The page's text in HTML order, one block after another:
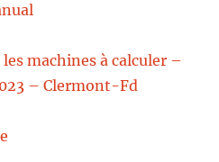
machines à calculer –
– Clermont-Fd